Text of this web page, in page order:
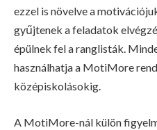
ezzel is növelve a
gyűjtenek a feladatok
épülnek fel a ranglisták.
használhatja a MotiMore
középiskolásokig.
A MotiMore-nál külön